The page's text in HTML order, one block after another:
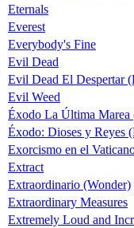
Eternals
Everest
Everybody's Fine
Evil Dead
Evil Dead El Despertar
Evil Weed
Éxodo La Última Marea
Éxodo: Dioses y Reyes
Exorcismo en el
Extract
Extraordinario (Wonder)
Extraordinary Measures
Extremely Loud and